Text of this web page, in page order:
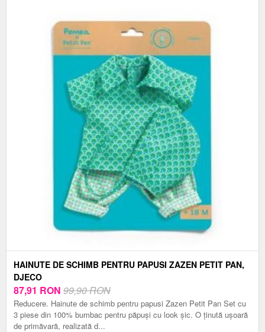
HAINUTE DE SCHIMB PENTRU PAPUSI ZAZEN PETIT PAN,
DJECO
87,91 RON 99,90 RON
Reducere. Hainute de schimb pentru papusi Zazen Petit Pan Set cu
3 piese din 100% bumbac pentru păpuși cu look șic. O ținută ușoară
de primăvară, realizată d...